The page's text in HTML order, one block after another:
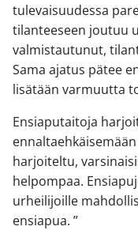
tulevaisuudessa
tilanteeseen joutuu
valmistautunut,
Sama ajatus pätee
lisätään varmuutta
Ensiaputaitoja
harjoiteltu,
helpompaa.
urheilijoille
ensiapua. ”